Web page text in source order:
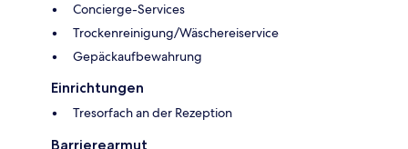
Concierge-Services
Trockenreinigung/Wäschereiservice
Gepäckaufbewahrung
Einrichtungen
Tresorfach an der Rezeption
Barrierearmut